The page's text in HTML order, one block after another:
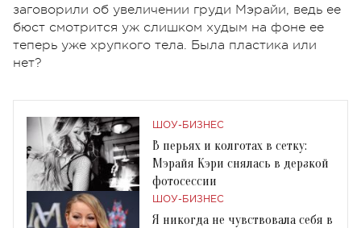
заговорили об увеличении груди Мэрайи, ведь ее
бюст смотрится уж слишком худым на фоне ее
теперь уже хрупкого тела. Была пластика или
нет?
ШОУ-БИЗНЕС
В перьях и колготах в сетку:
Мэрайя Кэри снялась в дерзкой
фотосессии
ШОУ-БИЗНЕС
Я никогда не чувствовала себя в